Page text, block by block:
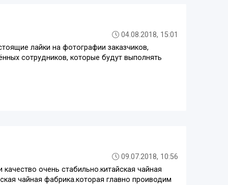
04.08.2018, 15:01
лайки на фотографии заказчиков,
сотрудников, которые будут выполнять
09.07.2018, 10:56
очень стабильно.китайская чайная
чайная фабрика.которая главно проиводим